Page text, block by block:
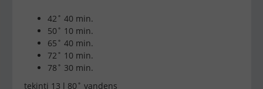
42˚ 40 min.
50˚ 10 min.
65˚ 40 min.
72˚ 10 min.
78˚ 30 min.
tekinti 13 l 80˚ vandens